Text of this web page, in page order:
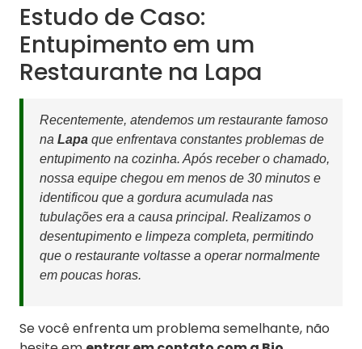
Estudo de Caso:
Entupimento em um
Restaurante na Lapa
Recentemente, atendemos um restaurante famoso
na Lapa que enfrentava constantes problemas de
entupimento na cozinha. Após receber o chamado,
nossa equipe chegou em menos de 30 minutos e
identificou que a gordura acumulada nas
tubulações era a causa principal. Realizamos o
desentupimento e limpeza completa, permitindo
que o restaurante voltasse a operar normalmente
em poucas horas.
Se você enfrenta um problema semelhante, não